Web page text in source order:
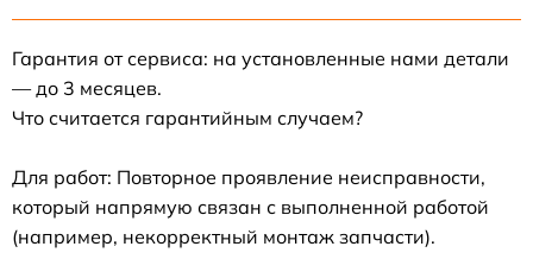
Гарантия от сервиса: на установленные нами детали
— до 3 месяцев.
Что считается гарантийным случаем?
Для работ: Повторное проявление неисправности,
который напрямую связан с выполненной работой
(например, некорректный монтаж запчасти).